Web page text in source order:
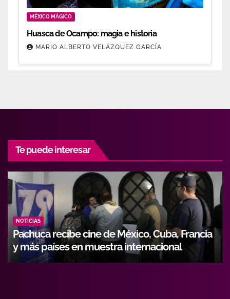
MÉXICO MÁGICO
Huasca de Ocampo: magia e historia
MARIO ALBERTO VELÁZQUEZ GARCÍA
Te puede interesar
NOTICIAS
Hidalgo fortalece formación de operadores
con alianza entre Icathi y GEMI